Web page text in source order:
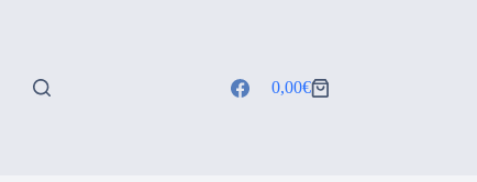
Shopping
0,00€